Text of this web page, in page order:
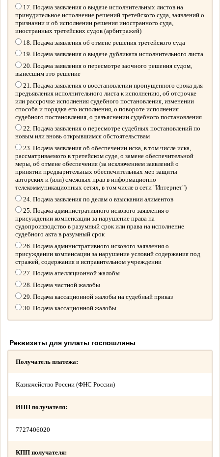
17. Подача заявления о выдаче исполнительных листов на
принудительное исполнение решений третейского суда, заявлений о
признании и об исполнении решения иностранного суда,
иностранных третейских судов (арбитражей)
18. Подача заявления об отмене решения третейского суда
19. Подача заявления о выдаче дубликата исполнительного листа
20. Подача заявления о пересмотре заочного решения судом,
вынесшим это решение
21. Подача заявления о восстановлении пропущенного срока для
предъявления исполнительного листа к исполнению, об отсрочке
или рассрочке исполнения судебного постановления, изменении
способа и порядка его исполнения, о повороте исполнения
судебного постановления, о разъяснении судебного постановления
22. Подача заявления о пересмотре судебных постановлений по
новым или вновь открывшимся обстоятельствам
23. Подача заявления об обеспечении иска, в том числе иска,
рассматриваемого в третейском суде, о замене обеспечительной
меры, об отмене обеспечения (за исключением заявлений о
принятии предварительных обеспечительных мер защиты
авторских и (или) смежных прав в информационно-
телекоммуникационных сетях, в том числе в сети "Интернет")
24. Подача заявления по делам о взыскании алиментов
25. Подача административного искового заявления о
присуждении компенсации за нарушение права на
судопроизводство в разумный срок или права на исполнение
судебного акта в разумный срок
26. Подача административного искового заявления о
присуждении компенсации за нарушение условий содержания под
стражей, содержания в исправительном учреждении
27. Подача апелляционной жалобы
28. Подача частной жалобы
29. Подача кассационной жалобы на судебный приказ
30. Подача кассационной жалобы
Реквизиты для уплаты госпошлины
Получатель платежа:
Казначейство России (ФНС России)
ИНН получателя:
7727406020
КПП получателя: